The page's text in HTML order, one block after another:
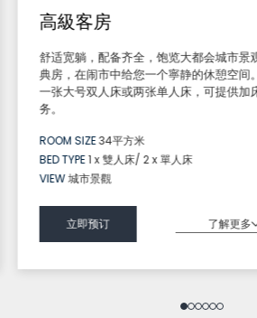
高級客房
舒适宽躺，配备齐全，饱览大都会城市景
典房，在闹市中给您一个寧静的休憩空间
一张大号双人床或两张单人床，可提供加
务。
ROOM SIZE34平方米
BED TYPE1 x 雙人床/ 2 x 單人床
VIEW城市景觀
立即预订 了解更多